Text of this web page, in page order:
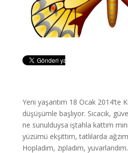
Yeni yaşantım 18 Ocak 2014’te
düşüşümle başlıyor. Sıcacık,
ne sunulduysa iştahla kattım
yüzümü ekşittim, tatlılarda
Hopladım, zıpladım,